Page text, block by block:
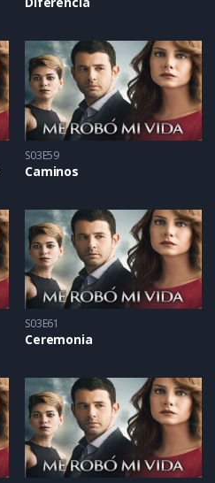
S03E59
Caminos
S03E61
Ceremonia